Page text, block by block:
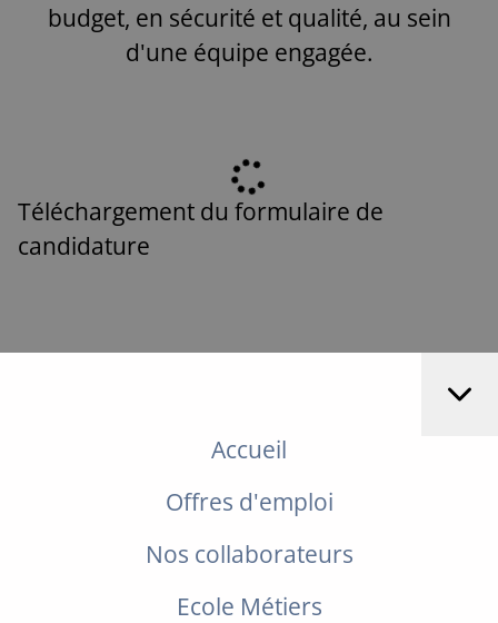
budget, en sécurité et qualité, au sein
d'une équipe engagée.
Téléchargement du formulaire de
candidature
Accueil
Offres d'emploi
Nos collaborateurs
Ecole Métiers